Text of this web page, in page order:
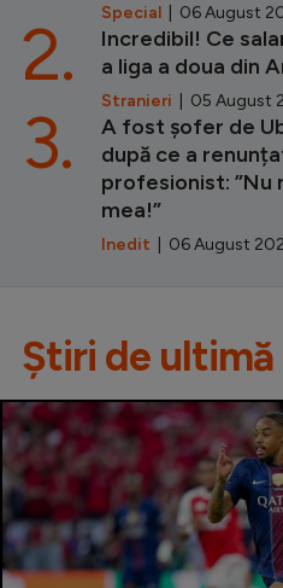
Special | 06 August
Incredibil! Ce
a liga a doua din
Stranieri | 05 August
2.
A fost șofer de
după ce a
profesionist: ”Nu
mea!”
Inedit | 06 August
3.
Știri de